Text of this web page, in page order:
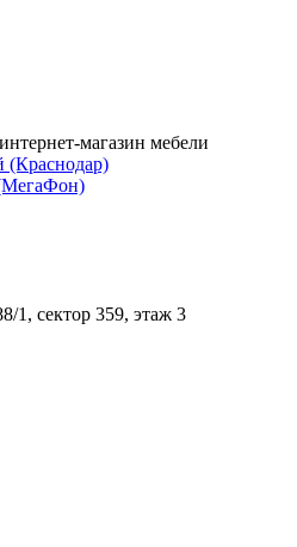
магазин мебели
(Краснодар)
1, сектор 359, этаж 3